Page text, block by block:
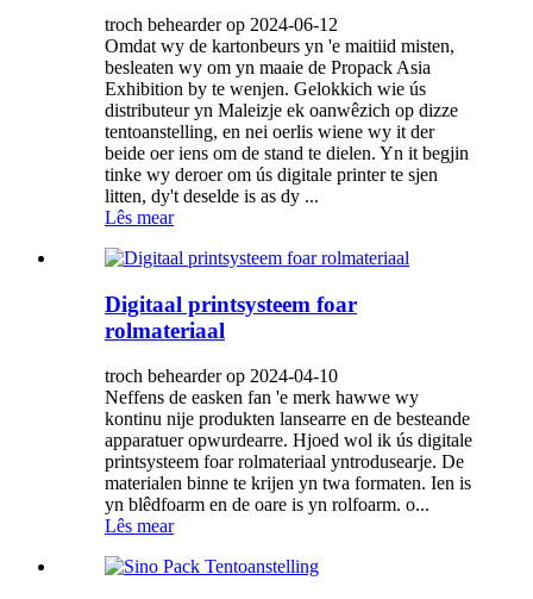
troch behearder op 2024-06-12
Omdat wy de kartonbeurs yn 'e maitiid misten,
besleaten wy om yn maaie de Propack Asia
Exhibition by te wenjen. Gelokkich wie ús
distributeur yn Maleizje ek oanwêzich op dizze
tentoanstelling, en nei oerlis wiene wy ​​it der
beide oer iens om de stand te dielen. Yn it begjin
tinke wy deroer om ús digitale printer te sjen
litten, dy't deselde is as dy ...
Lês mear
Digitaal printsysteem foar
rolmateriaal
troch behearder op 2024-04-10
Neffens de easken fan 'e merk hawwe wy
kontinu nije produkten lansearre en de besteande
apparatuer opwurdearre. Hjoed wol ik ús digitale
printsysteem foar rolmateriaal yntrodusearje. De
materialen binne te krijen yn twa formaten. Ien is
yn blêdfoarm en de oare is yn rolfoarm. o...
Lês mear